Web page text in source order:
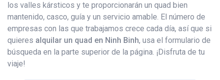
los valles kársticos y te proporcionarán un quad bien
mantenido, casco, guía y un servicio amable. El número de
empresas con las que trabajamos crece cada día, así que si
quieres alquilar un quad en Ninh Binh, usa el formulario de
búsqueda en la parte superior de la página. ¡Disfruta de tu
viaje!